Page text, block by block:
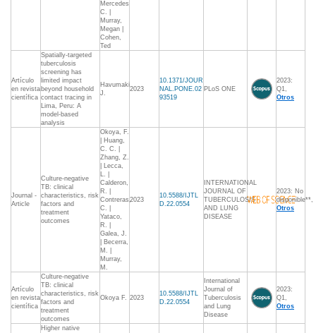
Mercedes
C. |
Murray,
Megan |
Cohen,
Ted
Artículo
en revista
científica
Spatially-targeted
tuberculosis
screening has
limited impact
beyond household
contact tracing in
Lima, Peru: A
model-based
analysis
Havumaki
J.
2023
10.1371/JOUR
NAL.PONE.02
93519
PLoS ONE
2023:
Q1,
Otros
Journal -
Article
Culture-negative
TB: clinical
characteristics, risk
factors and
treatment
outcomes
Okoya, F.
| Huang,
C. C. |
Zhang, Z.
| Lecca,
L. |
Calderon,
R. |
Contreras,
C. |
Yataco,
R. |
Galea, J.
| Becerra,
M. |
Murray,
M.
2023
10.5588/IJTL
D.22.0554
INTERNATIONAL
JOURNAL OF
TUBERCULOSIS
AND LUNG
DISEASE
2023: No
disponible**,
Otros
Artículo
en revista
científica
Culture-negative
TB: clinical
characteristics, risk
factors and
treatment
outcomes
Okoya F. 2023
10.5588/IJTL
D.22.0554
International
Journal of
Tuberculosis
and Lung
Disease
2023:
Q1,
Otros
Higher native